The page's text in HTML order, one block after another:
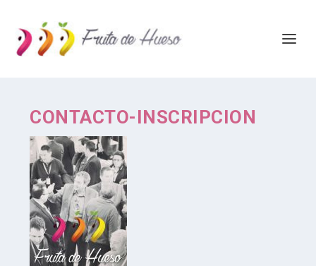
CONTACTO-INSCRIPCION